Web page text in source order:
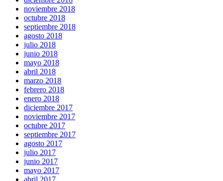
noviembre 2018
octubre 2018
septiembre 2018
agosto 2018
julio 2018
junio 2018
mayo 2018
abril 2018
marzo 2018
febrero 2018
enero 2018
diciembre 2017
noviembre 2017
octubre 2017
septiembre 2017
agosto 2017
julio 2017
junio 2017
mayo 2017
abril 2017